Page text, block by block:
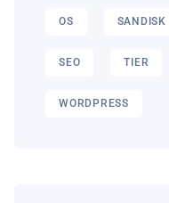
OS SANDISK
SEO TIER
WORDPRESS